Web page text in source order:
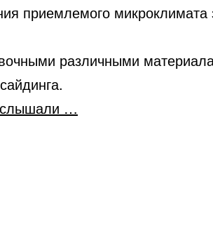
приемлемого микроклимата
различными
слышали …